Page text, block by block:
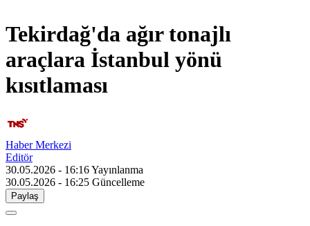
Tekirdağ'da ağır tonajlı
araçlara İstanbul yönü
kısıtlaması
Haber Merkezi
Editör
30.05.2026 - 16:16Yayınlanma
30.05.2026 - 16:25 Güncelleme
Paylaş